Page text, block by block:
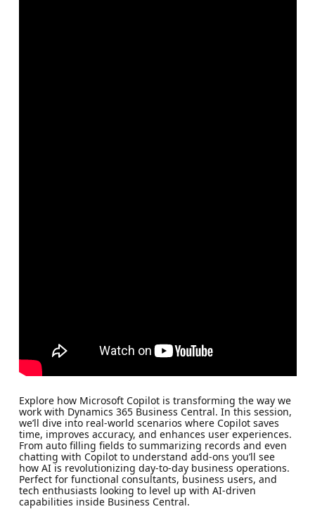
Explore how Microsoft Copilot is transforming the way we
work with Dynamics 365 Business Central. In this session,
we’ll dive into real-world scenarios where Copilot saves
time, improves accuracy, and enhances user experiences.
From auto filling fields to summarizing records and even
chatting with Copilot to understand add-ons you’ll see
how AI is revolutionizing day-to-day business operations.
Perfect for functional consultants, business users, and
tech enthusiasts looking to level up with AI-driven
capabilities inside Business Central.